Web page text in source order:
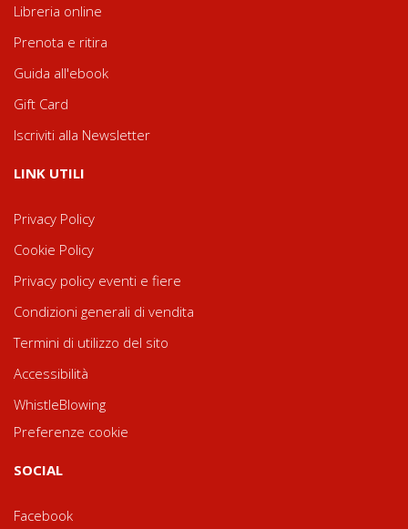
Libreria online
Prenota e ritira
Guida all'ebook
Gift Card
Iscriviti alla Newsletter
LINK UTILI
Privacy Policy
Cookie Policy
Privacy policy eventi e fiere
Condizioni generali di vendita
Termini di utilizzo del sito
Accessibilità
WhistleBlowing
Preferenze cookie
SOCIAL
Facebook